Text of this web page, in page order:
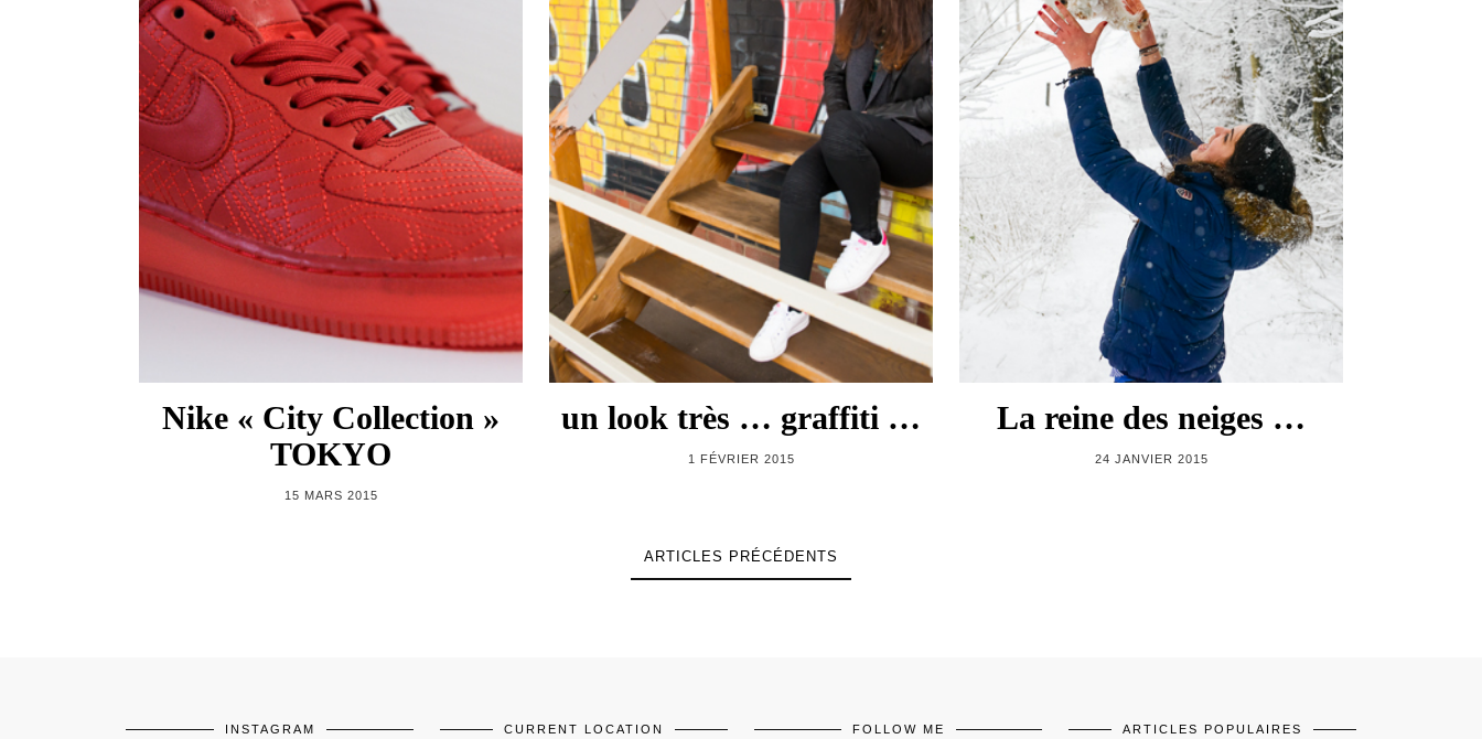
Nike « City Collection »
TOKYO
15 MARS 2015
un look très … graffiti …
1 FÉVRIER 2015
La reine des neiges …
24 JANVIER 2015
ARTICLES PRÉCÉDENTS
INSTAGRAM CURRENT LOCATION FOLLOW ME ARTICLES POPULAIRES